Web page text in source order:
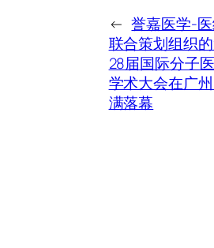
← 誉嘉医学-
联合策划组织
28届国际分子
学术大会在广
满落幕